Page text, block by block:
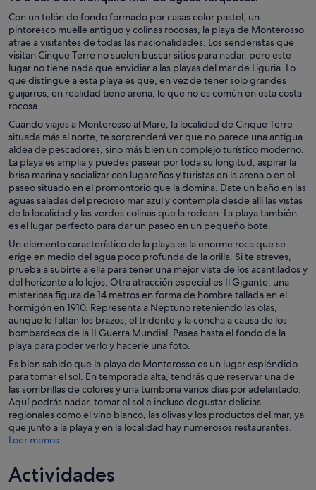
Con un telón de fondo formado por casas color pastel, un
pintoresco muelle antiguo y colinas rocosas, la playa de Monterosso
atrae a visitantes de todas las nacionalidades. Los senderistas que
visitan Cinque Terre no suelen buscar sitios para nadar, pero este
lugar no tiene nada que envidiar a las playas del mar de Liguria. Lo
que distingue a esta playa es que, en vez de tener solo grandes
guijarros, en realidad tiene arena, lo que no es común en esta costa
rocosa.
Cuando viajes a Monterosso al Mare, la localidad de Cinque Terre
situada más al norte, te sorprenderá ver que no parece una antigua
aldea de pescadores, sino más bien un complejo turístico moderno.
La playa es amplia y puedes pasear por toda su longitud, aspirar la
brisa marina y socializar con lugareños y turistas en la arena o en el
paseo situado en el promontorio que la domina. Date un baño en las
aguas saladas del precioso mar azul y contempla desde allí las vistas
de la localidad y las verdes colinas que la rodean. La playa también
es el lugar perfecto para dar un paseo en un pequeño bote.
Un elemento característico de la playa es la enorme roca que se
erige en medio del agua poco profunda de la orilla. Si te atreves,
prueba a subirte a ella para tener una mejor vista de los acantilados y
del horizonte a lo lejos. Otra atracción especial es Il Gigante, una
misteriosa figura de 14 metros en forma de hombre tallada en el
hormigón en 1910. Representa a Neptuno reteniendo las olas,
aunque le faltan los brazos, el tridente y la concha a causa de los
bombardeos de la II Guerra Mundial. Pasea hasta el fondo de la
playa para poder verlo y hacerle una foto.
Es bien sabido que la playa de Monterosso es un lugar espléndido
para tomar el sol. En temporada alta, tendrás que reservar una de
las sombrillas de colores y una tumbona varios días por adelantado.
Aquí podrás nadar, tomar el sol e incluso degustar delicias
regionales como el vino blanco, las olivas y los productos del mar, ya
que junto a la playa y en la localidad hay numerosos restaurantes.
Leer menos
Actividades